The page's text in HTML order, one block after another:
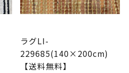
ラグLI-
229685(140×200cm)
【送料無料】